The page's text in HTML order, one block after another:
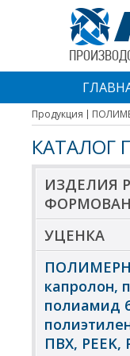
Продукция
КАТАЛОГ
ИЗДЕЛИЯ
УЦЕНКА
капролон,
полиамид
ПВХ, PEEK,